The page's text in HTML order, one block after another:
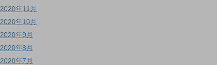
2020年11月
2020年10月
2020年9月
2020年8月
2020年7月